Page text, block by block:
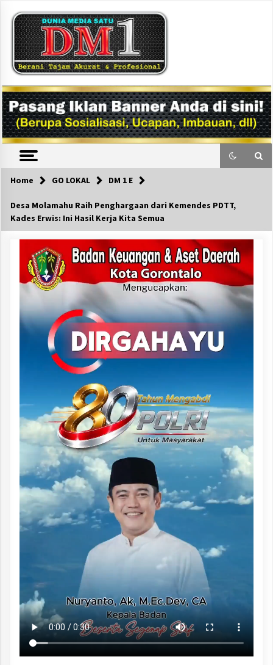
content
DM1
Home GO LOKAL DM 1 E
Desa Molamahu Raih Penghargaan dari Kemendes PDTT,
Kades Erwis: Ini Hasil Kerja Kita Semua